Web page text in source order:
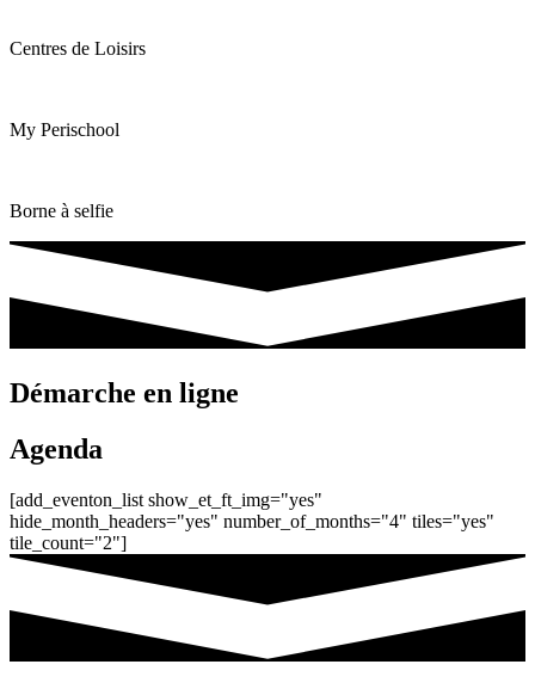
Centres de Loisirs
My Perischool
Borne à selfie
Démarche en ligne
Agenda
[add_eventon_list show_et_ft_img="yes"
hide_month_headers="yes" number_of_months="4" tiles="yes"
tile_count="2"]